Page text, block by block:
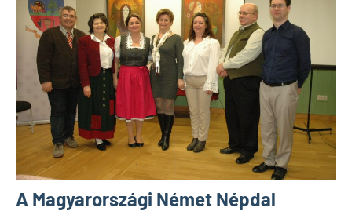
A Magyarországi Német Népdal